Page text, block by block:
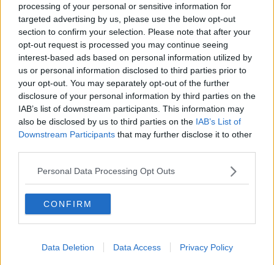
processing of your personal or sensitive information for
targeted advertising by us, please use the below opt-out
section to confirm your selection. Please note that after your
opt-out request is processed you may continue seeing
interest-based ads based on personal information utilized by
us or personal information disclosed to third parties prior to
your opt-out. You may separately opt-out of the further
disclosure of your personal information by third parties on the
IAB’s list of downstream participants. This information may
also be disclosed by us to third parties on the IAB’s List of
Downstream Participants that may further disclose it to other
Personal Data Processing Opt Outs
CONFIRM
Data Deletion Data Access Privacy Policy
Tutti morimmo a stento (3)
Tutti morimmo a stento (2)
​Tutti morimmo a stento (1)
IL CORRIDOIO BLU il resoconto del convegno
Un manuale essenziale per seguire il CORRIDOIO BLU
Il corridoio blu
​Il cronoprogramma ottimale verso il full electric sui traghetti
​I costi dell’adeguamento al cold ironing
Alcune domande da esordiente agli esperti che decidono le
sorti dell’Elba
Verso il full electric a gestione pubblica dei traghetti​
​La Scienza dei Cittadini e i Cittadini per l’Aria
Trump e le sue guerre contro i deboli e contro la terra
dell’opposizione
​Date loro l’Oscar al posto del Nobel per la Pace
L'umanizzazione dell'economia e della politica
​Dopo il diluvio dei NO: un patto intergenerazionale
​Un grandioso NO ai falchi teocratici e ai loro vassalli
Donald e Bibi confinati nell’isola di St James?